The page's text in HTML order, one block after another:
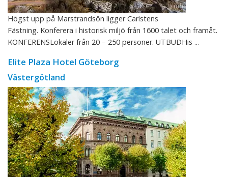
Högst upp på Marstrandsön ligger Carlstens
Fästning. Konferera i historisk miljö från 1600 talet och framåt.
KONFERENSLokaler från 20 – 250 personer. UTBUDHis ...
Elite Plaza Hotel Göteborg
Västergötland